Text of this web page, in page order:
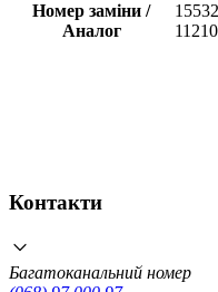
Номер заміни /
Аналог
11210
Контакти
Багатоканальний номер